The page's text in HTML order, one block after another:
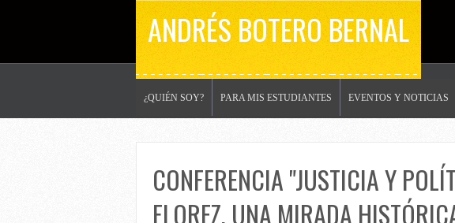
ANDRÉS BOTERO BERNAL
¿QUIÉN SOY? PARA MIS ESTUDIANTES EVENTOS Y NOTICIAS
CONFERENCIA "JUSTICIA Y
FLOREZ, UNA MIRADA